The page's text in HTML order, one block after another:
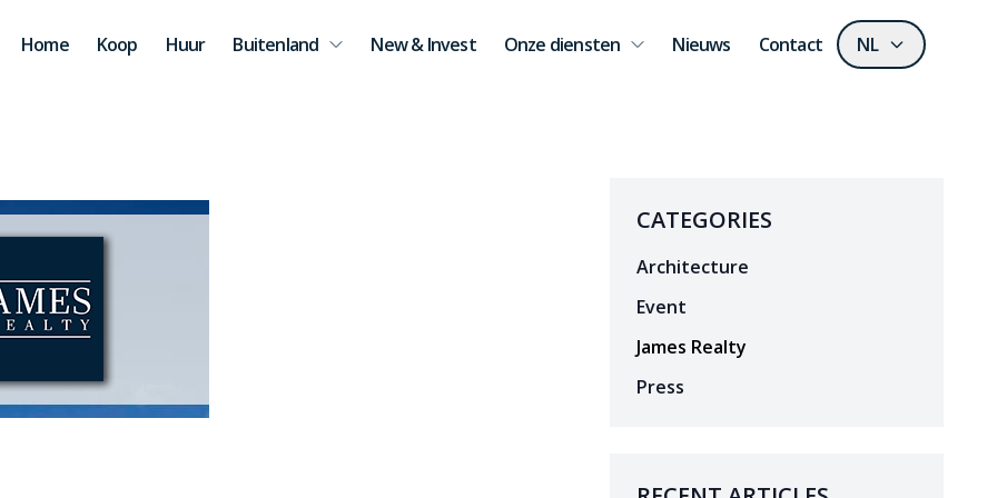
Home
Koop Huur Buitenland New & Invest Onze diensten Nieuws Contact NL
CATEGORIES
Architecture
Event
James Realty
Press